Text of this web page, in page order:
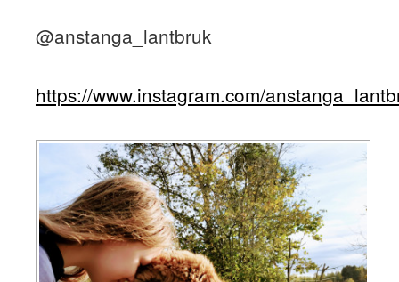
@anstanga_lantbruk
https://www.instagram.com/